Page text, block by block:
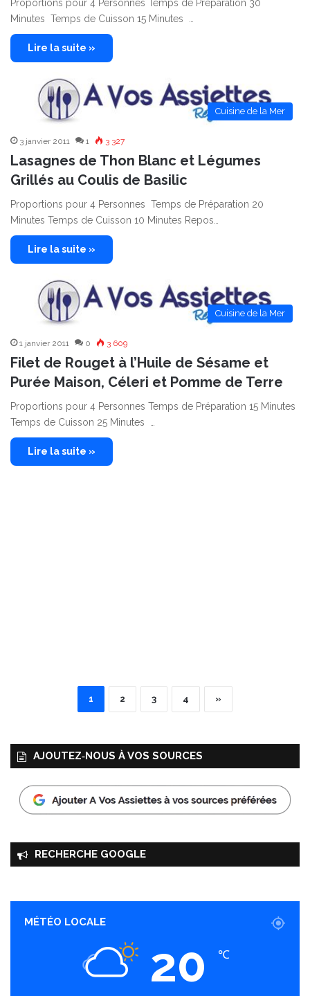
Proportions pour 4 Personnes Temps de Préparation 30
Minutes Temps de Cuisson 15 Minutes …
Lire la suite »
Cuisine de la Mer
3 janvier 2011 1 3 327
Lasagnes de Thon Blanc et Légumes
Grillés au Coulis de Basilic
Proportions pour 4 Personnes Temps de Préparation 20
Minutes Temps de Cuisson 10 Minutes Repos…
Lire la suite »
Cuisine de la Mer
1 janvier 2011 0 3 609
Filet de Rouget à l’Huile de Sésame et
Purée Maison, Céleri et Pomme de Terre
Proportions pour 4 Personnes Temps de Préparation 15 Minutes
Temps de Cuisson 25 Minutes …
Lire la suite »
1 2 3 4 »
AJOUTEZ‑NOUS À VOS SOURCES
RECHERCHE GOOGLE
MÉTÉO LOCALE
20 ℃